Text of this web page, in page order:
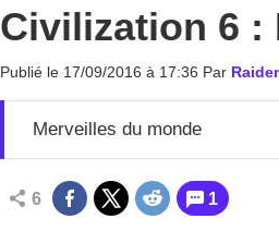
Civilization 6 :
Publié le 17/09/2016 à 17:36 Par
Merveilles du monde
6 1